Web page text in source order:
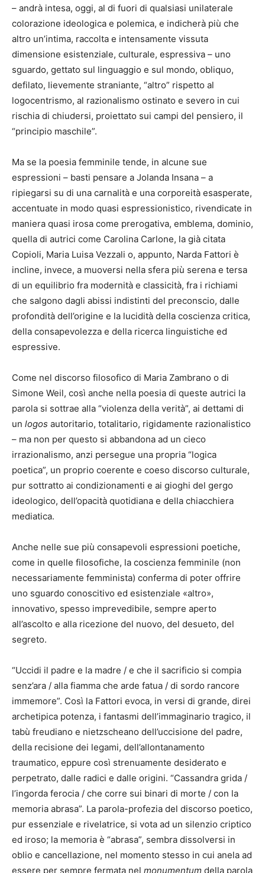
– andrà intesa, oggi, al di fuori di qualsiasi unilaterale
colorazione ideologica e polemica, e indicherà più che
altro un’intima, raccolta e intensamente vissuta
dimensione esistenziale, culturale, espressiva – uno
sguardo, gettato sul linguaggio e sul mondo, obliquo,
defilato, lievemente straniante, “altro” rispetto al
logocentrismo, al razionalismo ostinato e severo in cui
rischia di chiudersi, proiettato sui campi del pensiero, il
“principio maschile”.
Ma se la poesia femminile tende, in alcune sue
espressioni – basti pensare a Jolanda Insana – a
ripiegarsi su di una carnalità e una corporeità esasperate,
accentuate in modo quasi espressionistico, rivendicate in
maniera quasi irosa come prerogativa, emblema, dominio,
quella di autrici come Carolina Carlone, la già citata
Copioli, Maria Luisa Vezzali o, appunto, Narda Fattori è
incline, invece, a muoversi nella sfera più serena e tersa
di un equilibrio fra modernità e classicità, fra i richiami
che salgono dagli abissi indistinti del preconscio, dalle
profondità dell’origine e la lucidità della coscienza critica,
della consapevolezza e della ricerca linguistiche ed
espressive.
Come nel discorso filosofico di Maria Zambrano o di
Simone Weil, così anche nella poesia di queste autrici la
parola si sottrae alla “violenza della verità”, ai dettami di
un logos autoritario, totalitario, rigidamente razionalistico
– ma non per questo si abbandona ad un cieco
irrazionalismo, anzi persegue una propria “logica
poetica”, un proprio coerente e coeso discorso culturale,
pur sottratto ai condizionamenti e ai gioghi del gergo
ideologico, dell’opacità quotidiana e della chiacchiera
mediatica.
Anche nelle sue più consapevoli espressioni poetiche,
come in quelle filosofiche, la coscienza femminile (non
necessariamente femminista) conferma di poter offrire
uno sguardo conoscitivo ed esistenziale «altro»,
innovativo, spesso imprevedibile, sempre aperto
all’ascolto e alla ricezione del nuovo, del desueto, del
segreto.
“Uccidi il padre e la madre / e che il sacrificio si compia
senz’ara / alla fiamma che arde fatua / di sordo rancore
immemore”. Così la Fattori evoca, in versi di grande, direi
archetipica potenza, i fantasmi dell’immaginario tragico, il
tabù freudiano e nietzscheano dell’uccisione del padre,
della recisione dei legami, dell’allontanamento
traumatico, eppure così strenuamente desiderato e
perpetrato, dalle radici e dalle origini. “Cassandra grida /
l’ingorda ferocia / che corre sui binari di morte / con la
memoria abrasa”. La parola-profezia del discorso poetico,
pur essenziale e rivelatrice, si vota ad un silenzio criptico
ed iroso; la memoria è “abrasa”, sembra dissolversi in
oblio e cancellazione, nel momento stesso in cui anela ad
essere per sempre fermata nel monumentum della parola